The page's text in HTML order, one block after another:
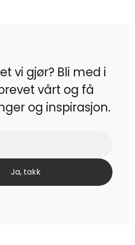
vi gjør? Bli med i
vårt og få
og inspirasjon.